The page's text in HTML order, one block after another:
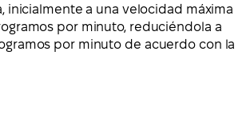
inicialmente a una velocidad máxima
por minuto, reduciéndola a
por minuto de acuerdo con la